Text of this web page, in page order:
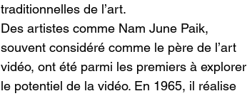
traditionnelles de l’art.
Des artistes comme Nam June Paik,
souvent considéré comme le père de l’art
vidéo, ont été parmi les premiers à explorer
le potentiel de la vidéo. En 1965, il réalise